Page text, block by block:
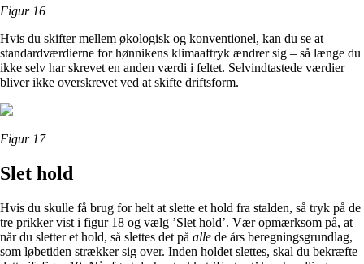
Figur 16
Hvis du skifter mellem økologisk og konventionel, kan du se at
standardværdierne for hønnikens klimaaftryk ændrer sig – så længe du
ikke selv har skrevet en anden værdi i feltet. Selvindtastede værdier
bliver ikke overskrevet ved at skifte driftsform.
Figur 17
Slet hold
Hvis du skulle få brug for helt at slette et hold fra stalden, så tryk på de
tre prikker vist i figur 18 og vælg ’Slet hold’. Vær opmærksom på, at
når du sletter et hold, så slettes det på alle de års beregningsgrundlag,
som løbetiden strækker sig over. Inden holdet slettes, skal du bekræfte